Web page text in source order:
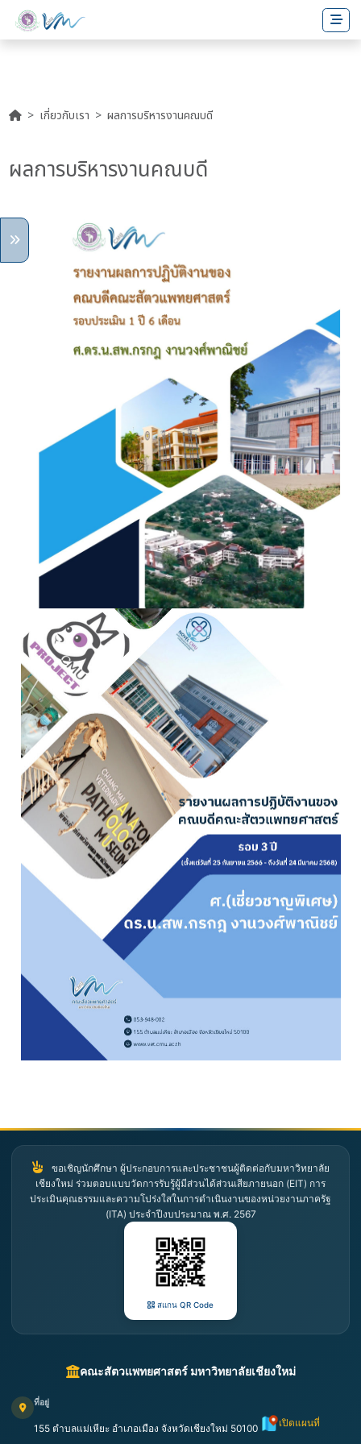
เกี่ยวกับเรา ผลการบริหารงานคณบดี
ผลการบริหารงานคณบดี
ขอเชิญนักศึกษา ผู้ประกอบการและประชาชนผู้ติดต่อกับมหาวิทยาลัย
เชียงใหม่ ร่วมตอบแบบวัดการรับรู้ผู้มีส่วนได้ส่วนเสียภายนอก (EIT) การ
ประเมินคุณธรรมและความโปร่งใสในการดำเนินงานของหน่วยงานภาครัฐ
(ITA) ประจำปีงบประมาณ พ.ศ. 2567
สแกน QR Code
คณะสัตวแพทยศาสตร์ มหาวิทยาลัยเชียงใหม่
ที่อยู่
155 ตำบลแม่เหียะ อำเภอเมือง จังหวัดเชียงใหม่ 50100 เปิดแผนที่